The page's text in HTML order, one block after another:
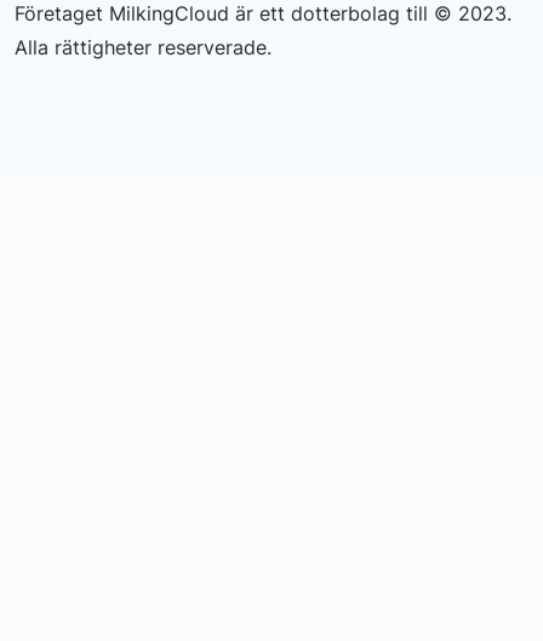
Företaget MilkingCloud är ett dotterbolag till © 2023.
Alla rättigheter reserverade.